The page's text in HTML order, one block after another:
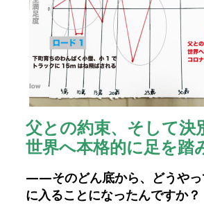
父との約束、そして決
世界へ本格的に足を踏
——そのどん底から、どうやっ
に入ることになったんですか？